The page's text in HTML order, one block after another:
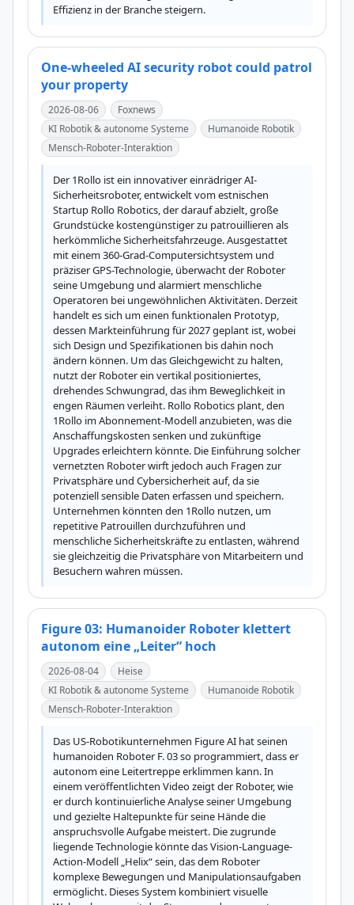
Effizienz in der Branche steigern.
One-wheeled AI security robot could patrol
your property
2026-08-06
Foxnews
KI Robotik & autonome Systeme
Humanoide Robotik
Mensch-Roboter-Interaktion
Der 1Rollo ist ein innovativer einrädriger AI-
Sicherheitsroboter, entwickelt vom estnischen
Startup Rollo Robotics, der darauf abzielt, große
Grundstücke kostengünstiger zu patrouillieren als
herkömmliche Sicherheitsfahrzeuge. Ausgestattet
mit einem 360-Grad-Computersichtsystem und
präziser GPS-Technologie, überwacht der Roboter
seine Umgebung und alarmiert menschliche
Operatoren bei ungewöhnlichen Aktivitäten. Derzeit
handelt es sich um einen funktionalen Prototyp,
dessen Markteinführung für 2027 geplant ist, wobei
sich Design und Spezifikationen bis dahin noch
ändern können. Um das Gleichgewicht zu halten,
nutzt der Roboter ein vertikal positioniertes,
drehendes Schwungrad, das ihm Beweglichkeit in
engen Räumen verleiht. Rollo Robotics plant, den
1Rollo im Abonnement-Modell anzubieten, was die
Anschaffungskosten senken und zukünftige
Upgrades erleichtern könnte. Die Einführung solcher
vernetzten Roboter wirft jedoch auch Fragen zur
Privatsphäre und Cybersicherheit auf, da sie
potenziell sensible Daten erfassen und speichern.
Unternehmen könnten den 1Rollo nutzen, um
repetitive Patrouillen durchzuführen und
menschliche Sicherheitskräfte zu entlasten, während
sie gleichzeitig die Privatsphäre von Mitarbeitern und
Besuchern wahren müssen.
Figure 03: Humanoider Roboter klettert
autonom eine „Leiter“ hoch
2026-08-04
Heise
KI Robotik & autonome Systeme
Humanoide Robotik
Mensch-Roboter-Interaktion
Das US-Robotikunternehmen Figure AI hat seinen
humanoiden Roboter F. 03 so programmiert, dass er
autonom eine Leitertreppe erklimmen kann. In
einem veröffentlichten Video zeigt der Roboter, wie
er durch kontinuierliche Analyse seiner Umgebung
und gezielte Haltepunkte für seine Hände die
anspruchsvolle Aufgabe meistert. Die zugrunde
liegende Technologie könnte das Vision-Language-
Action-Modell „Helix“ sein, das dem Roboter
komplexe Bewegungen und Manipulationsaufgaben
ermöglicht. Dieses System kombiniert visuelle